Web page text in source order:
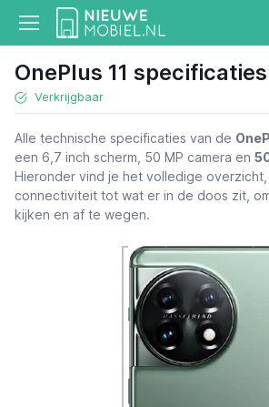
OnePlus 11 specificaties
Verkrijgbaar
Alle technische specificaties van de
een 6,7 inch scherm, 50 MP camera en
Hieronder vind je het volledige
connectiviteit tot wat er in de doos zit,
kijken en af te wegen.